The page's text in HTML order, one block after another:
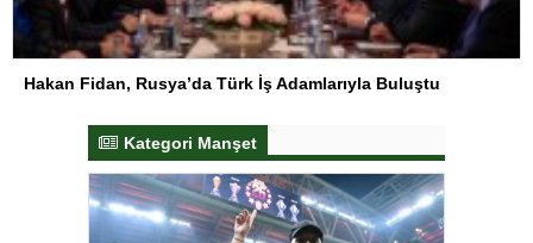
Hakan Fidan, Rusya’da Türk İş Adamlarıyla Buluştu
Kategori Manşet